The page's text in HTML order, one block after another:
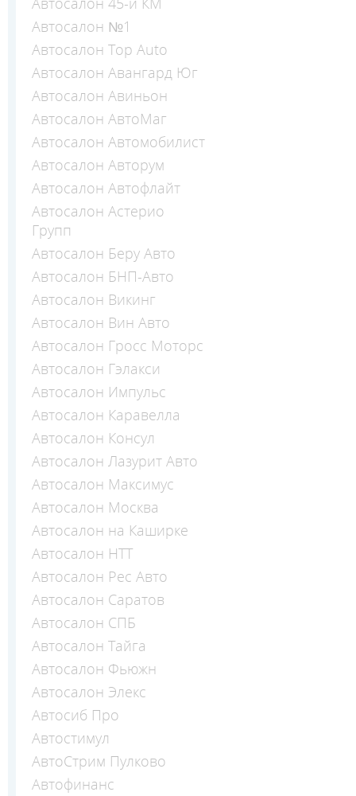
Автосалон №1
Автосалон Top Auto
Автосалон Авангард Юг
Автосалон Авиньон
Автосалон АвтоМаг
Автосалон Автомобилист
Автосалон Авторум
Автосалон Автофлайт
Автосалон Астерио
Групп
Автосалон Беру Авто
Автосалон БНП-Авто
Автосалон Викинг
Автосалон Вин Авто
Автосалон Гросс Моторс
Автосалон Гэлакси
Автосалон Импульс
Автосалон Каравелла
Автосалон Консул
Автосалон Лазурит Авто
Автосалон Максимус
Автосалон Москва
Автосалон на Каширке
Автосалон НТТ
Автосалон Рес Авто
Автосалон Саратов
Автосалон СПБ
Автосалон Тайга
Автосалон Фьюжн
Автосалон Элекс
Автосиб Про
Автостимул
АвтоСтрим Пулково
Автофинанс